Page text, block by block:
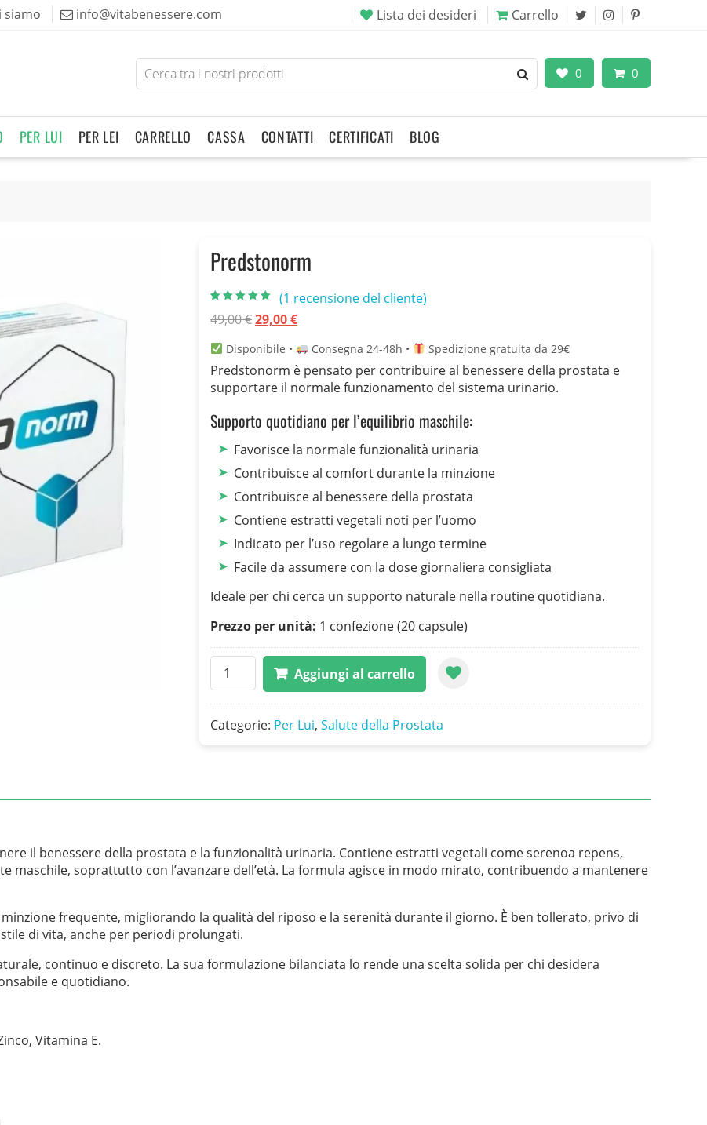
siamo info@vitabenessere.com Lista dei desideri Carrello
0 0
Search
for
PER LUI PER LEI CARRELLO CASSA CONTATTI CERTIFICATI BLOG
Predstonorm
su 5 su
base di
(1 recensione del cliente)
49,00€Il
originale
era:
49,00 €.
29,00€Il
attuale
è:
29,00 €.
Disponibile • Consegna 24-48h • Spedizione gratuita da 29€
Predstonorm è pensato per contribuire al benessere della prostata e
supportare il normale funzionamento del sistema urinario.
Supporto quotidiano per l’equilibrio maschile:
Favorisce la normale funzionalità urinaria
Contribuisce al comfort durante la minzione
Contribuisce al benessere della prostata
Contiene estratti vegetali noti per l’uomo
Indicato per l’uso regolare a lungo termine
Facile da assumere con la dose giornaliera consigliata
Ideale per chi cerca un supporto naturale nella routine quotidiana.
Prezzo per unità: 1 confezione (20 capsule)
Predstonorm
quantità
Aggiungi al carrello
Categorie: Per Lui, Salute della Prostata
il benessere della prostata e la funzionalità urinaria. Contiene estratti vegetali come serenoa repens,
maschile, soprattutto con l’avanzare dell’età. La formula agisce in modo mirato, contribuendo a mantenere
frequente, migliorando la qualità del riposo e la serenità durante il giorno. È ben tollerato, privo di
di vita, anche per periodi prolungati.
continuo e discreto. La sua formulazione bilanciata lo rende una scelta solida per chi desidera
e quotidiano.
Vitamina E.